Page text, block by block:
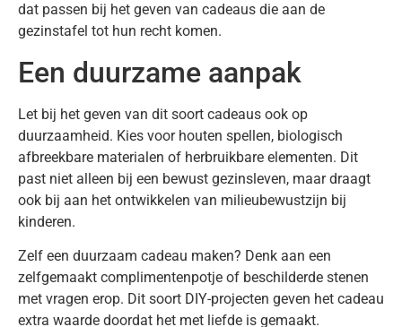
dat passen bij het geven van cadeaus die aan de
gezinstafel tot hun recht komen.
Een duurzame aanpak
Let bij het geven van dit soort cadeaus ook op
duurzaamheid. Kies voor houten spellen, biologisch
afbreekbare materialen of herbruikbare elementen. Dit
past niet alleen bij een bewust gezinsleven, maar draagt
ook bij aan het ontwikkelen van milieubewustzijn bij
kinderen.
Zelf een duurzaam cadeau maken? Denk aan een
zelfgemaakt complimentenpotje of beschilderde stenen
met vragen erop. Dit soort DIY-projecten geven het cadeau
extra waarde doordat het met liefde is gemaakt.